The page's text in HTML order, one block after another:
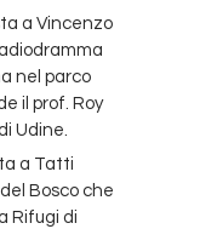
a Vincenzo
nel parco
il prof. Roy
Udine.
a Tatti
Bosco che
Rifugi di